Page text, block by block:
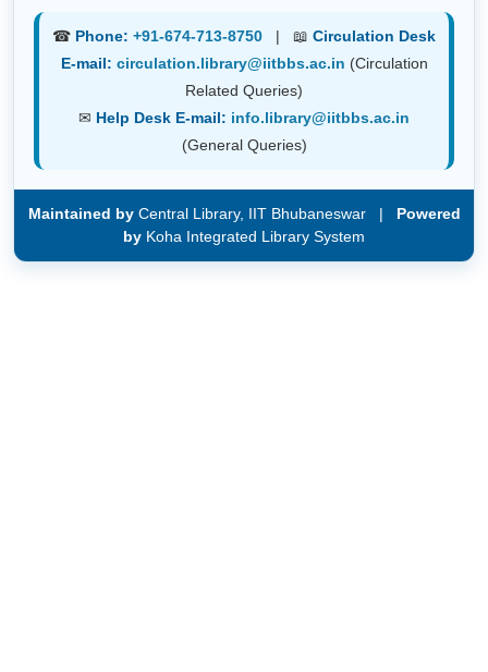
☎ Phone: +91-674-713-8750 | 📖 Circulation Desk
E-mail: circulation.library@iitbbs.ac.in (Circulation
Related Queries)
✉ Help Desk E-mail: info.library@iitbbs.ac.in
(General Queries)
Maintained byCentral Library, IIT Bhubaneswar | Powered
by Koha Integrated Library System